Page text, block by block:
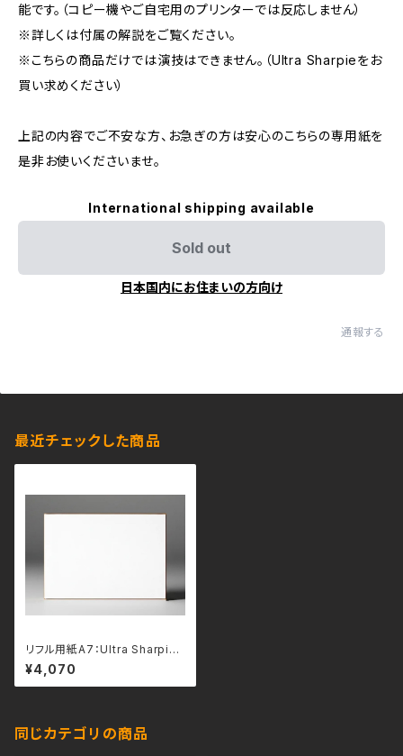
能です。（コピー機やご自宅用のプリンターでは反応しません）
※詳しくは付属の解説をご覧ください。
※こちらの商品だけでは演技はできません。（Ultra Sharpieをお
買い求めください）
上記の内容でご不安な方、お急ぎの方は安心のこちらの専用紙を
是非お使いくださいませ。
International shipping available
Sold out
日本国内にお住まいの方向け
通報する
最近チェックした商品
リフル用紙A7：Ultra Sharpie
（ウルトラ・シャーピー）
¥4,070
同じカテゴリの商品